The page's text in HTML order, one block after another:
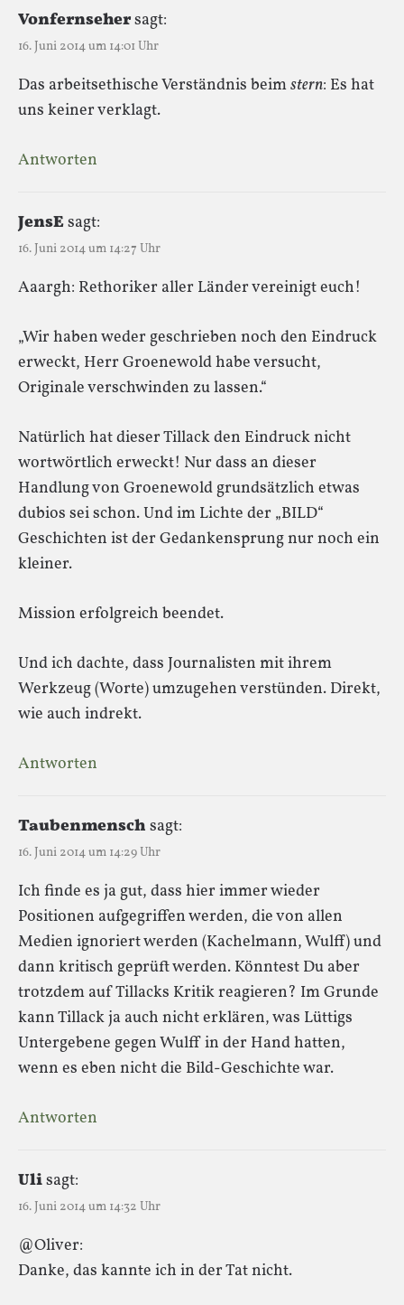
Vonfernsehersagt:
16. Juni 2014 um 14:01 Uhr
Das arbeitsethische Verständnis beimstern: Es hat
uns keiner verklagt.
Antworten
JensEsagt:
16. Juni 2014 um 14:27 Uhr
Aaargh: Rethoriker aller Länder vereinigt euch!
„Wir haben weder geschrieben noch den Eindruck
erweckt, Herr Groenewold habe versucht,
Originale verschwinden zu lassen.“
Natürlich hat dieser Tillack den Eindruck nicht
wortwörtlich erweckt! Nur dass an dieser
Handlung von Groenewold grundsätzlich etwas
dubios sei schon. Und im Lichte der „BILD“
Geschichten ist der Gedankensprung nur noch ein
kleiner.
Mission erfolgreich beendet.
Und ich dachte, dass Journalisten mit ihrem
Werkzeug (Worte) umzugehen verstünden. Direkt,
wie auch indrekt.
Antworten
Taubenmensch sagt:
16. Juni 2014 um 14:29 Uhr
Ich finde es ja gut, dass hier immer wieder
Positionen aufgegriffen werden, die von allen
Medien ignoriert werden (Kachelmann, Wulff) und
dann kritisch geprüft werden. Könntest Du aber
trotzdem auf Tillacks Kritik reagieren? Im Grunde
kann Tillack ja auch nicht erklären, was Lüttigs
Untergebene gegen Wulff in der Hand hatten,
wenn es eben nicht die Bild-Geschichte war.
Antworten
Ulisagt:
16. Juni 2014 um 14:32 Uhr
@Oliver:
Danke, das kannte ich in der Tat nicht.